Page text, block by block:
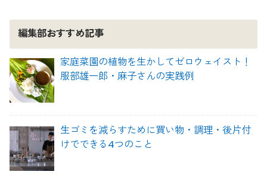
編集部おすすめ記事
家庭菜園の植物を生かしてゼロウェイスト！
服部雄一郎・麻子さんの実践例
生ゴミを減らすために買い物・調理・後片付
けでできる4つのこと